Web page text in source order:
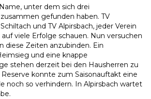
unter dem sich drei
gefunden haben. TV
und TV Alpirsbach, jeder Verein
viele Erfolge schauen. Nun versuchen
diese Zeiten anzubinden. Ein
und eine knappe
stehen derzeit bei den Hausherren zu
konnte zum Saisonauftakt eine
noch so verhindern. In Alpirsbach wartet